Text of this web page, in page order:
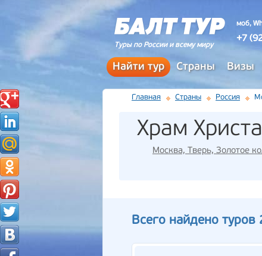
Туры по России и всему миру
моб,
+7
Найти тур Страны Визы
Главная Страны Россия
Храм
Москва, Тверь, Золотое
Всего найдено туров